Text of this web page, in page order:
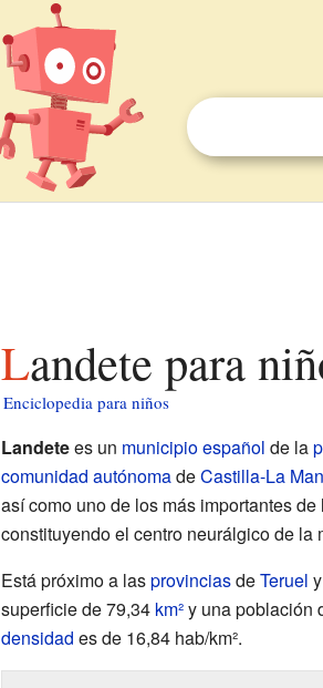
Landete para
Enciclopedia para niños
Landetees un municipioespañol de la
comunidad autónomadeCastilla-La
así como uno de los más importantes
constituyendo el centro neurálgico de la
Está próximo a lasprovinciasdeTeruel y
superficie de 79,34 km²y una población
densidad es de 16,84 hab/km².